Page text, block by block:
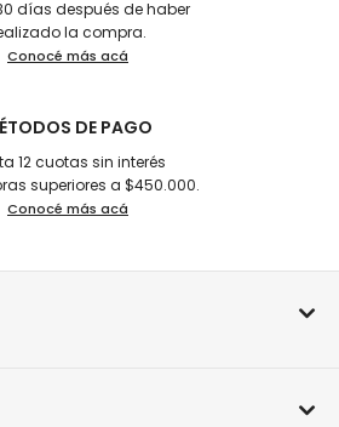
días después de haber
la compra.
Conocé más acá
DE PAGO
12 cuotas sin interés
superiores a $450.000.
Conocé más acá